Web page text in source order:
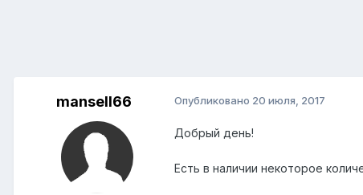
mansell66 Опубликовано 20 июля, 2017
Добрый день!
Есть в наличии некоторое